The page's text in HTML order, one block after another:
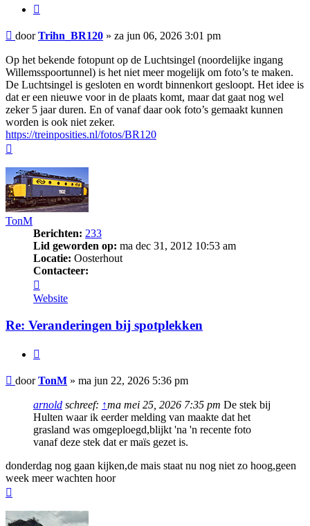
Bericht
doorTrihn_BR120 » za jun 06, 2026 3:01 pm
Op het bekende fotopunt op de Luchtsingel (noordelijke ingang
Willemsspoortunnel) is het niet meer mogelijk om foto’s te maken.
De Luchtsingel is gesloten en wordt binnenkort gesloopt. Het idee is
dat er een nieuwe voor in de plaats komt, maar dat gaat nog wel
zeker 5 jaar duren. En of vanaf daar ook foto’s gemaakt kunnen
worden is ook niet zeker.
https://treinposities.nl/fotos/BR120
TonM
Berichten: 233
Lid geworden op: ma dec 31, 2012 10:53 am
Locatie: Oosterhout
Contacteer:
TonM
Website
Re: Veranderingen bij spotplekken
Bericht
doorTonM » ma jun 22, 2026 5:36 pm
arnold schreef: ↑ma mei 25, 2026 7:35 pm De stek bij
Hulten waar ik eerder melding van maakte dat het
grasland was omgeploegd,blijkt 'na 'n recente foto
vanaf deze stek dat er maïs gezet is.
donderdag nog gaan kijken,de mais staat nu nog niet zo hoog,geen
week meer wachten hoor